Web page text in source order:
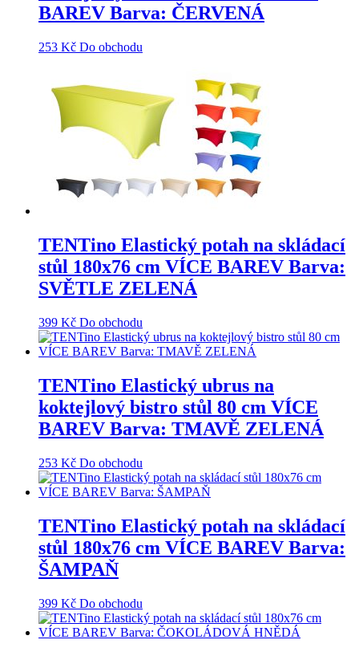
BAREV Barva: ČERVENÁ
253 Kč Do obchodu
TENTino Elastický potah na skládací
stůl 180x76 cm VÍCE BAREV Barva:
SVĚTLE ZELENÁ
399 Kč Do obchodu
TENTino Elastický ubrus na
koktejlový bistro stůl 80 cm VÍCE
BAREV Barva: TMAVĚ ZELENÁ
253 Kč Do obchodu
TENTino Elastický potah na skládací
stůl 180x76 cm VÍCE BAREV Barva:
ŠAMPAŇ
399 Kč Do obchodu